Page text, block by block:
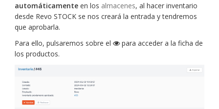
automáticamente en los almacenes, al hacer inventario
desde Revo STOCK se nos creará la entrada y tendremos
que aprobarla.
Para ello, pulsaremos sobre el
para acceder a la ficha de
los productos.